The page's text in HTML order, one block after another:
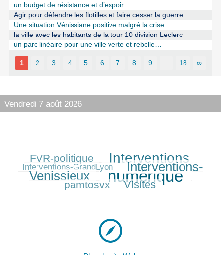
un budget de résistance et d’espoir
Agir pour défendre les flotilles et faire cesser la guerre….
Une situation Vénissiane positive malgré la crise
la ville avec les habitants de la tour 10 division Leclerc
un parc linéaire pour une ville verte et rebelle…
1 2 3 4 5 6 7 8 9 18 ∞
Vendredi 7 août 2026
233/584FVR-politique
457/584 Interventions
82/584
Interventions-GrandLyon
387/584 Interventions-
Venissieux
584/584 numérique
210/584
pamtosvx Visites